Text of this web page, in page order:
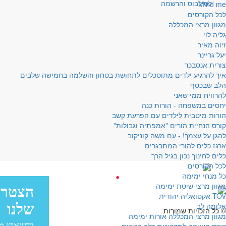
Mind me
לכל הקורסים
מגוון מרצי המכללה
גליה לוי
זיוה מאיר
יעל גריינר
צורית אנסבכר
איך להרגיע ילדים מתוסכלים לתחושת בטחון והשלמה בחמישה שלבים
הלב שבכסף
להרוויח ממי שאני
יחסים במשפחה - הורות כנה
הורות מיטבית לילדים עם הפרעת קשב
קורס הנחיית הורים "אמפתיה וגבולות"
להגן על עצמך! - עם משה קוניקוב
ארגז כלים להורי המתבגרים
כלים לחינוך נכון בגיל הרך
לכל הקורסים
כל מנחי ימימה
מגוון מרצי שיטת ימימה
TOV אקטואליה יהודית
אלומה לב
מגוון מרצי המכללה אורות ימימה
לסילבוס והרשמה
עיצוב:
פיתוח:
עיצוב: בייגל סטודיו
© כל הזכויות שמורות